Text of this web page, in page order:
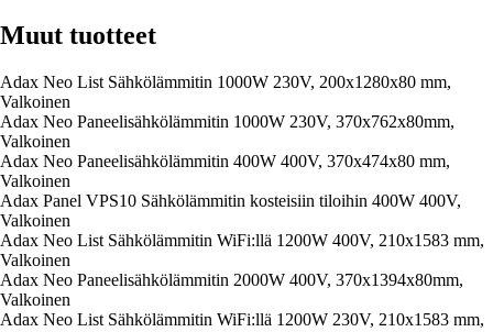
Muut tuotteet
Adax Neo List Sähkölämmitin 1000W 230V, 200x1280x80 mm,
Valkoinen
Adax Neo Paneelisähkölämmitin 1000W 230V, 370x762x80mm,
Valkoinen
Adax Neo Paneelisähkölämmitin 400W 400V, 370x474x80 mm,
Valkoinen
Adax Panel VPS10 Sähkölämmitin kosteisiin tiloihin 400W 400V,
Valkoinen
Adax Neo List Sähkölämmitin WiFi:llä 1200W 400V, 210x1583 mm,
Valkoinen
Adax Neo Paneelisähkölämmitin 2000W 400V, 370x1394x80mm,
Valkoinen
Adax Neo List Sähkölämmitin WiFi:llä 1200W 230V, 210x1583 mm,